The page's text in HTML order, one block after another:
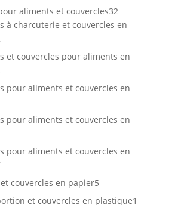
produits
aliments et couvercles3232
produits
à charcuterie et couvercles en
produits
et couvercles pour aliments en
12
produits
pour aliments et couvercles en
pour aliments et couvercles en
pour aliments et couvercles en
7
produits
couvercles en papier55
produits
et couvercles en plastique1